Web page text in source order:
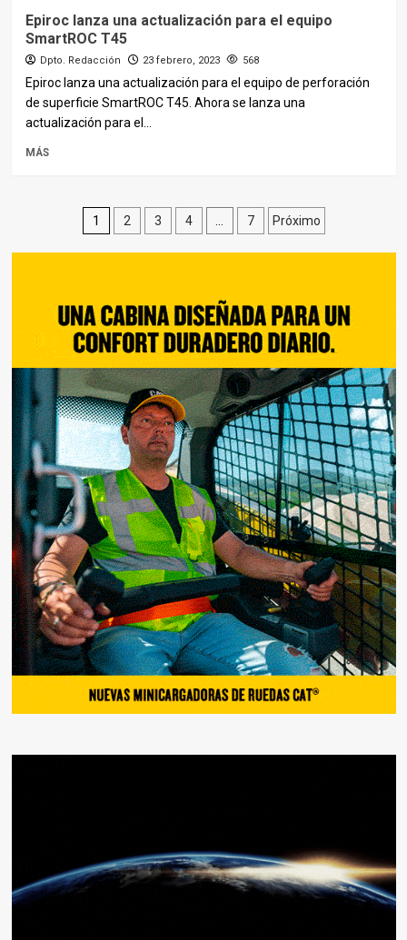
Epiroc lanza una actualización para el equipo
SmartROC T45
Dpto. Redacción 23 febrero, 2023 568
Epiroc lanza una actualización para el equipo de perforación
de superficie SmartROC T45. Ahora se lanza una
actualización para el...
MÁS
Paginación
de
1 2 3 4 … 7 Próximo